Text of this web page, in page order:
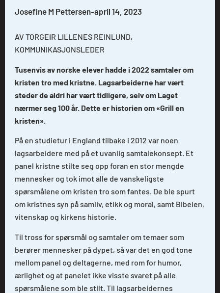
Josefine M Pettersen-april 14, 2023
AV TORGEIR LILLENES REINLUND,
KOMMUNIKASJONSLEDER
Tusenvis av norske elever hadde i 2022 samtaler om
kristen tro med kristne. Lagsarbeiderne har vært
steder de aldri har vært tidligere, selv om Laget
nærmer seg 100 år. Dette er historien om «Grill en
kristen».
På en studietur i England tilbake i 2012 var noen
lagsarbeidere med på et uvanlig samtalekonsept. Et
panel kristne stilte seg opp foran en stor mengde
mennesker og tok imot alle de vanskeligste
spørsmålene om kristen tro som fantes. De ble spurt
om kristnes syn på samliv, etikk og moral, samt Bibelen,
vitenskap og kirkens historie.
Til tross for spørsmål og samtaler om temaer som
berører mennesker på dypet, så var det en god tone
mellom panel og deltagerne, med rom for humor,
ærlighet og at panelet ikke visste svaret på alle
spørsmålene som ble stilt. Til lagsarbeidernes